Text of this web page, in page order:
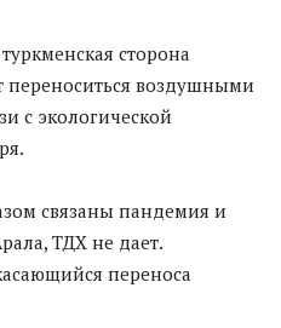
сторона
переноситься воздушными
с экологической
связаны пандемия и
ТДХ не дает.
переноса